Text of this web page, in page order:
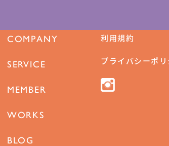
COMPANY
SERVICE
MEMBER
WORKS
BLOG
利用規約
プライバシーポ